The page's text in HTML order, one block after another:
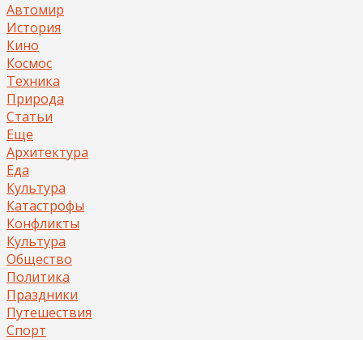
Автомир
История
Кино
Космос
Техника
Природа
Статьи
Еще
Архитектура
Еда
Культура
Катастрофы
Конфликты
Культура
Общество
Политика
Праздники
Путешествия
Спорт